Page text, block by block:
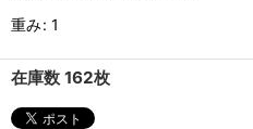
重み: 1
在庫数 162枚